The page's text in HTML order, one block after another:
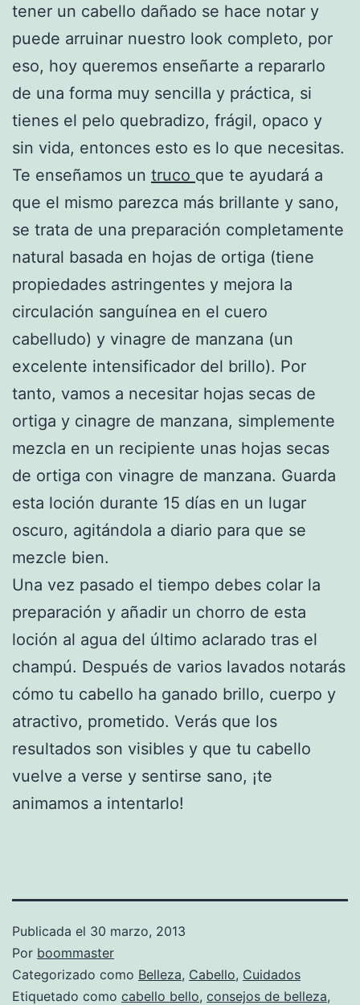
tener un cabello dañado se hace notar y
puede arruinar nuestro look completo, por
eso, hoy queremos enseñarte a repararlo
de una forma muy sencilla y práctica, si
tienes el pelo quebradizo, frágil, opaco y
sin vida, entonces esto es lo que necesitas.
Te enseñamos un truco que te ayudará a
que el mismo parezca más brillante y sano,
se trata de una preparación completamente
natural basada en hojas de ortiga (tiene
propiedades astringentes y mejora la
circulación sanguínea en el cuero
cabelludo) y vinagre de manzana (un
excelente intensificador del brillo). Por
tanto, vamos a necesitar hojas secas de
ortiga y cinagre de manzana, simplemente
mezcla en un recipiente unas hojas secas
de ortiga con vinagre de manzana. Guarda
esta loción durante 15 días en un lugar
oscuro, agitándola a diario para que se
mezcle bien.
Una vez pasado el tiempo debes colar la
preparación y añadir un chorro de esta
loción al agua del último aclarado tras el
champú. Después de varios lavados notarás
cómo tu cabello ha ganado brillo, cuerpo y
atractivo, prometido. Verás que los
resultados son visibles y que tu cabello
vuelve a verse y sentirse sano, ¡te
animamos a intentarlo!
Publicada el 30 marzo, 2013
Por boommaster
Categorizado como Belleza, Cabello, Cuidados
Etiquetado como cabello bello, consejos de belleza,